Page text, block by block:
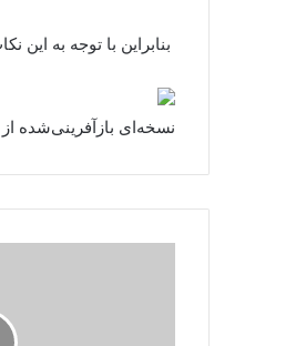
بنابراین با توجه به
نسخه‌ای